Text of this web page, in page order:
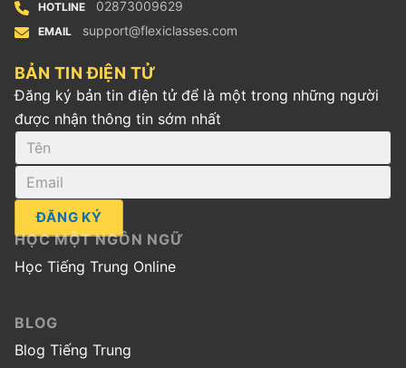
HOTLINE 02873009629
EMAIL support@flexiclasses.com
BẢN TIN ĐIỆN TỬ
Đăng ký bản tin điện tử để là một trong những người
được nhận thông tin sớm nhất
ĐĂNG KÝ
HỌC MỘT NGÔN NGỮ
Học Tiếng Trung Online
BLOG
Blog Tiếng Trung